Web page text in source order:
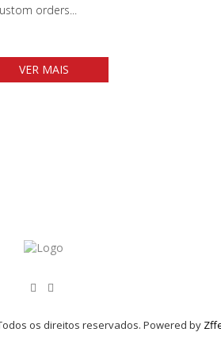
orders...
VER MAIS
os direitos reservados. Powered by